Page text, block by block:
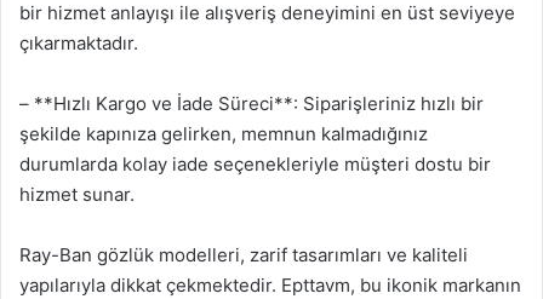
bir hizmet anlayışı ile alışveriş deneyimini en üst seviyeye
çıkarmaktadır.
– **Hızlı Kargo ve İade Süreci**: Siparişleriniz hızlı bir
şekilde kapınıza gelirken, memnun kalmadığınız
durumlarda kolay iade seçenekleriyle müşteri dostu bir
hizmet sunar.
Ray-Ban gözlük modelleri, zarif tasarımları ve kaliteli
yapılarıyla dikkat çekmektedir. Epttavm, bu ikonik markanın